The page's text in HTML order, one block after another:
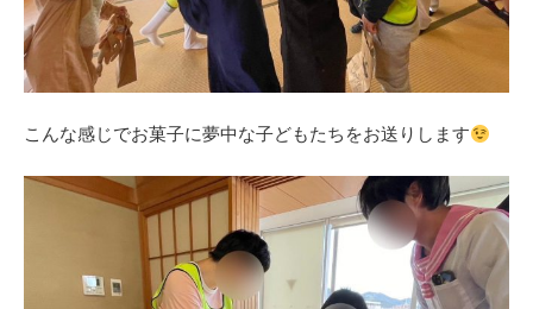
こんな感じでお菓子に夢中な子どもたちをお送りします